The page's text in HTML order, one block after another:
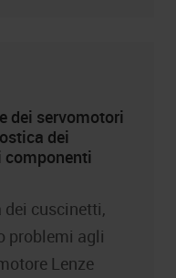
dei servomotori
dei
dei cuscinetti,
problemi agli
Lenze